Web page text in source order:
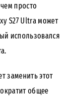
просто
S27 Ultra может
использовался
заменить этот
общее